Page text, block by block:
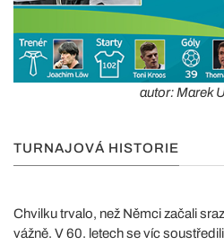
autor: Marek
TURNAJOVÁ HISTORIE
Chvilku trvalo, než Němci začali
vážně. V 60. letech se víc